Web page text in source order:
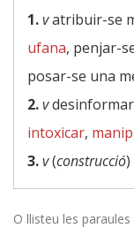
1.vatribuir-se
ufana, penjar-
posar-se una
2.v
intoxicar,
3.v(construcció
O llisteu les